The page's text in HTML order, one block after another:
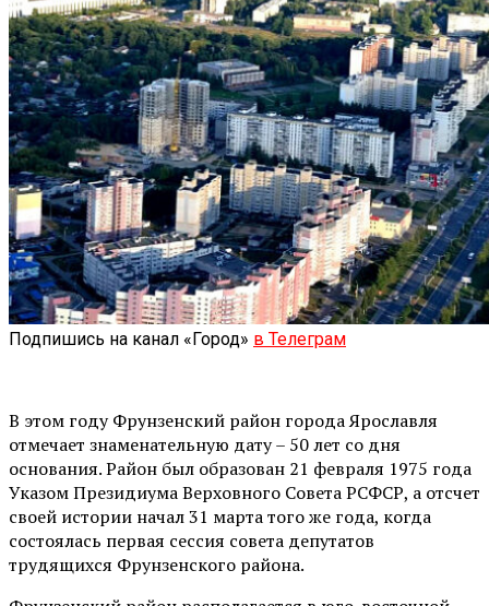
Подпишись на канал «Город» в Телеграм
В этом году Фрунзенский район города Ярославля
отмечает знаменательную дату – 50 лет со дня
основания. Район был образован 21 февраля 1975 года
Указом Президиума Верховного Совета РСФСР, а отсчет
своей истории начал 31 марта того же года, когда
состоялась первая сессия совета депутатов
трудящихся Фрунзенского района.